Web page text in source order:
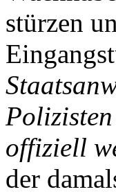
stürzen
offiziell
der